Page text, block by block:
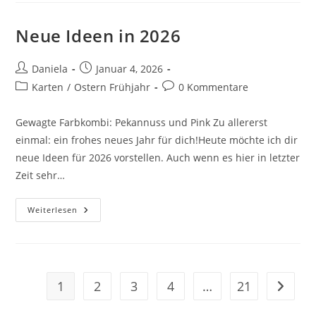
Neue Ideen in 2026
Daniela
Januar 4, 2026
Karten / Ostern Frühjahr 0 Kommentare
Gewagte Farbkombi: Pekannuss und Pink Zu allererst
einmal: ein frohes neues Jahr für dich!Heute möchte ich dir
neue Ideen für 2026 vorstellen. Auch wenn es hier in letzter
Zeit sehr…
Weiterlesen
1 2 3 4 … 21